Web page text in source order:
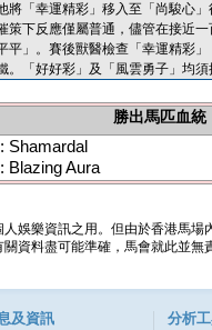
將「幸運精彩」移入至「尚駿心
策下反應僅屬普通，儘管在接近
平」。賽後獸醫檢查「幸運精彩
。「好好彩」及「風雲勇子」均
勝出馬匹血統
Shamardal
Blazing Aura
娛樂資訊之用。但由於香港馬
資料盡可能準確，馬會就此並
及資訊 分析